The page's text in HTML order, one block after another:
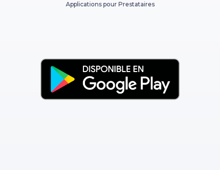
Applications pour Prestataires